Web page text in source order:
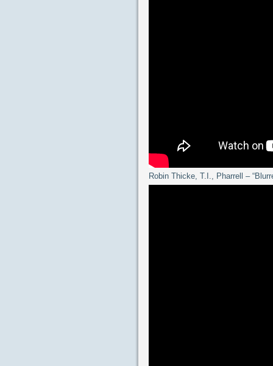
Robin Thicke, T.I., Pharrell –